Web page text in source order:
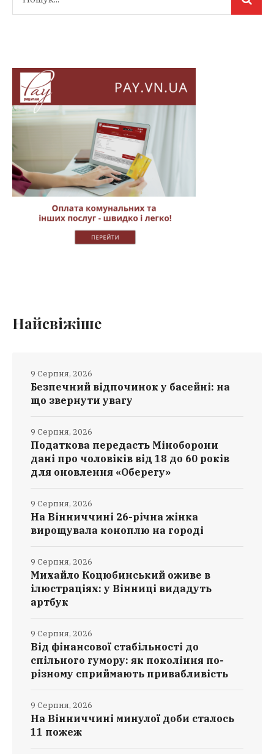
Найсвіжіше
Безпечний відпочинок у басейні: на
що звернути увагу
9 Серпня, 2026
Податкова передасть Міноборони
дані про чоловіків від 18 до 60 років
для оновлення «Оберегу»
9 Серпня, 2026
На Вінниччині 26-річна жінка
вирощувала коноплю на городі
9 Серпня, 2026
Михайло Коцюбинський оживе в
ілюстраціях: у Вінниці видадуть
артбук
9 Серпня, 2026
Від фінансової стабільності до
спільного гумору: як покоління по-
різному сприймають привабливість
9 Серпня, 2026
На Вінниччині минулої доби сталось
11 пожеж
9 Серпня, 2026